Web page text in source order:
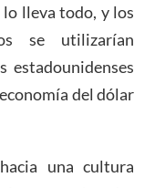
lo lleva todo, y los
se utilizarían
estadounidenses
del dólar
una cultura